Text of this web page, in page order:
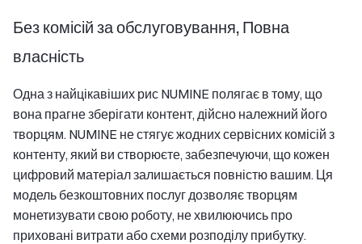
Без комісій за обслуговування, Повна
власність
Одна з найцікавіших рис NUMINE полягає в тому, що
вона прагне зберігати контент, дійсно належний його
творцям. NUMINE не стягує жодних сервісних комісій з
контенту, який ви створюєте, забезпечуючи, що кожен
цифровий матеріал залишається повністю вашим. Ця
модель безкоштовних послуг дозволяє творцям
монетизувати свою роботу, не хвилюючись про
приховані витрати або схеми розподілу прибутку.